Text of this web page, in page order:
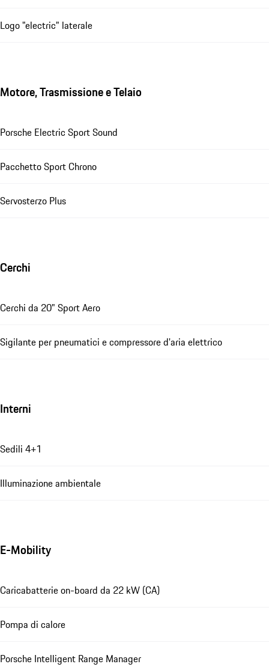
Logo "electric" laterale
Motore, Trasmissione e Telaio
Porsche Electric Sport Sound
Pacchetto Sport Chrono
Servosterzo Plus
Cerchi
Cerchi da 20" Sport Aero
Sigilante per pneumatici e compressore d'aria elettrico
Interni
Sedili 4+1
Illuminazione ambientale
E-Mobility
Caricabatterie on-board da 22 kW (CA)
Pompa di calore
Porsche Intelligent Range Manager